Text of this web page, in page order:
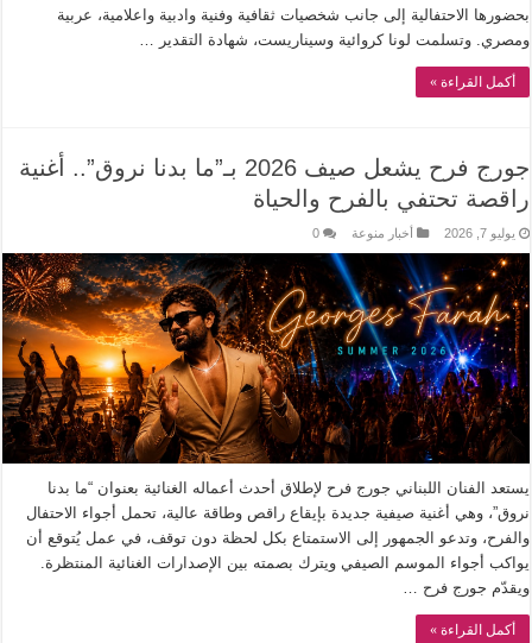
بحضورها الاحتفالية إلى جانب شخصيات ثقافية وفنية وادبية واعلامية، عربية
ومصري. وتسلمت لونا كروائية وسيناريست، شهادة التقدير …
أكمل القراءة »
جورج فرح يشعل صيف 2026 بـ”ما بدنا نروق”.. أغنية
راقصة تحتفي بالفرح والحياة
يوليو 7, 2026 أخبار منوعة 0
يستعد الفنان اللبناني جورج فرح لإطلاق أحدث أعماله الغنائية بعنوان “ما بدنا
نروق”، وهي أغنية صيفية جديدة بإيقاع راقص وطاقة عالية، تحمل أجواء الاحتفال
والفرح، وتدعو الجمهور إلى الاستمتاع بكل لحظة دون توقف، في عمل يُتوقع أن
يواكب أجواء الموسم الصيفي ويترك بصمته بين الإصدارات الغنائية المنتظرة.
ويقدّم جورج فرح …
أكمل القراءة »